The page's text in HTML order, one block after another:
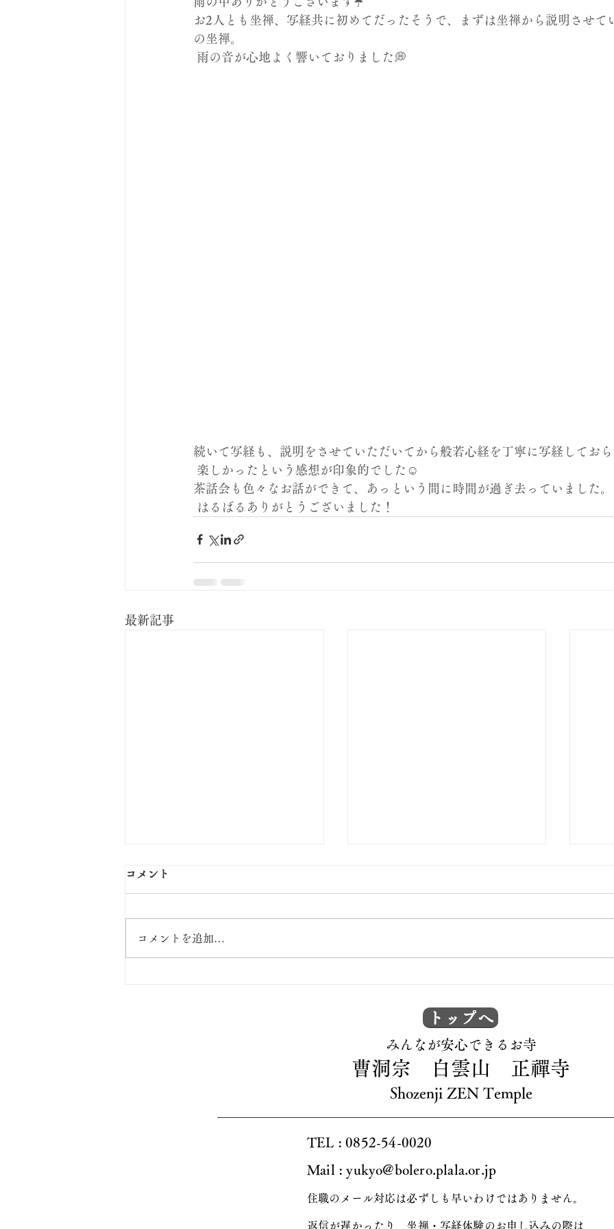
お2人とも坐禅、写経共に初めてだったそうで、まずは坐禅から説明させて
の坐禅。
雨の音が心地よく響いておりました💭
続いて写経も、説明をさせていただいてから般若心経を丁寧に写経しておら
楽しかったという感想が印象的でした☺️
茶話会も色々なお話ができて、あっという間に時間が過ぎ去っていました。
はるばるありがとうございました！
最新記事
コメント
コメントを追加…
トップへ
​みんなが安心できるお寺
曹洞宗 白雲山 正禪寺
Shozenji ZEN Temple
TEL : 0852-54-0020
Mail : yukyo@bolero.plala.or.jp
住職のメール対応は必ずしも早いわけではありません。
返信が遅かったり、坐禅・写経体験のお申し込みの際は